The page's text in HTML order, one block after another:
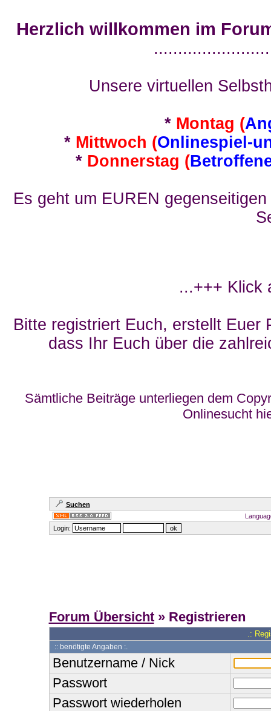
Herzlich willkommen im
Unsere virtuellen
* Montag (
* Mittwoch (Onlinespiel-
* Donnerstag (
Es geht um EUREN
...+++ Klick
Bitte registriert Euch, erstellt Euer
dass Ihr Euch über die
Sämtliche Beiträge unterliegen dem
Onlinesucht
Suchen
Login:
Forum Übersicht» Registrieren
.:
:: benötigte Angaben :.
Benutzername / Nick
Passwort
Passwort wiederholen